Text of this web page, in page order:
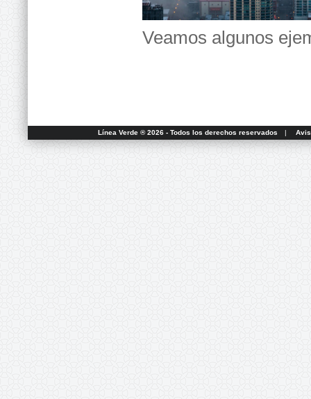
Veamos algunos
Línea Verde ® 2026 - Todos los derechos reservados |